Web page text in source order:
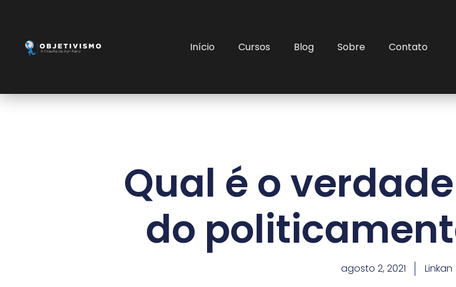
Início Cursos Blog Sobre Contato
Qual é o
do
agosto 2, 2021 Linkan